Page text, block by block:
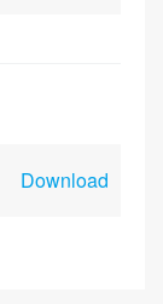
Download